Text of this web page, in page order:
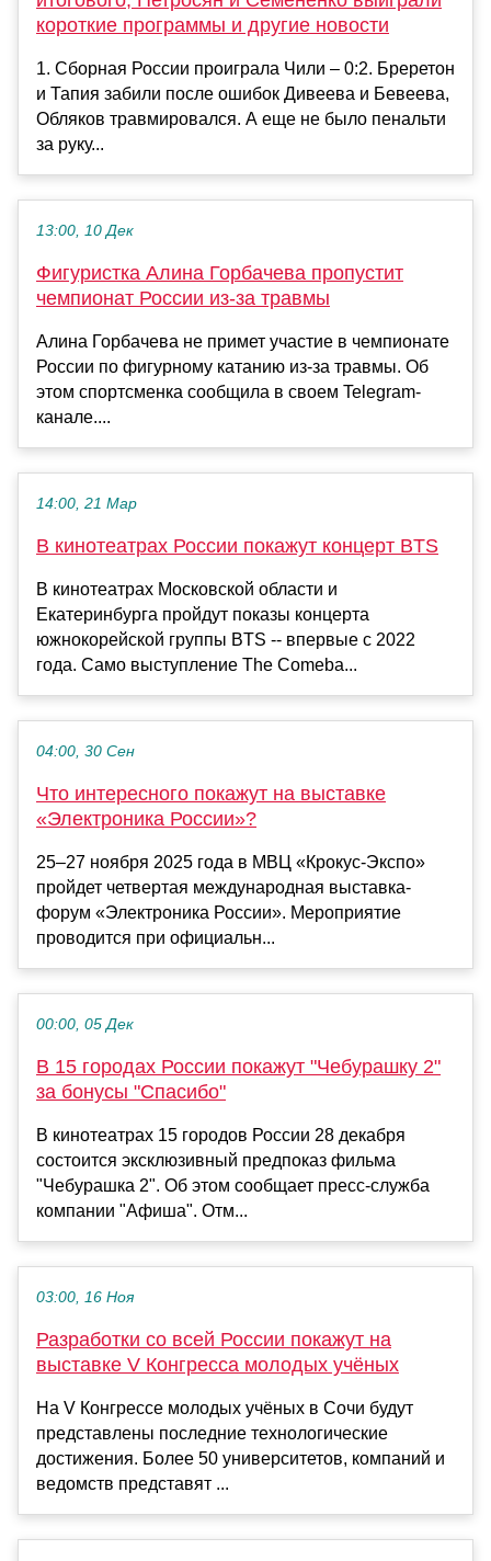
короткие программы и другие новости
1. Сборная России проиграла Чили – 0:2. Бреретон
и Тапия забили после ошибок Дивеева и Бевеева,
Обляков травмировался. А еще не было пенальти
за руку...
13:00, 10 Дек
Фигуристка Алина Горбачева пропустит
чемпионат России из-за травмы
Алина Горбачева не примет участие в чемпионате
России по фигурному катанию из-за травмы. Об
этом спортсменка сообщила в своем Telegram-
канале....
14:00, 21 Мар
В кинотеатрах России покажут концерт BTS
В кинотеатрах Московской области и
Екатеринбурга пройдут показы концерта
южнокорейской группы BTS -- впервые с 2022
года. Само выступление The Comeba...
04:00, 30 Сен
Что интересного покажут на выставке
«Электроника России»?
25–27 ноября 2025 года в МВЦ «Крокус-Экспо»
пройдет четвертая международная выставка-
форум «Электроника России». Мероприятие
проводится при официальн...
00:00, 05 Дек
В 15 городах России покажут "Чебурашку 2"
за бонусы "Спасибо"
В кинотеатрах 15 городов России 28 декабря
состоится эксклюзивный предпоказ фильма
"Чебурашка 2". Об этом сообщает пресс-служба
компании "Афиша". Отм...
03:00, 16 Ноя
Разработки со всей России покажут на
выставке V Конгресса молодых учёных
На V Конгрессе молодых учёных в Сочи будут
представлены последние технологические
достижения. Более 50 университетов, компаний и
ведомств представят ...